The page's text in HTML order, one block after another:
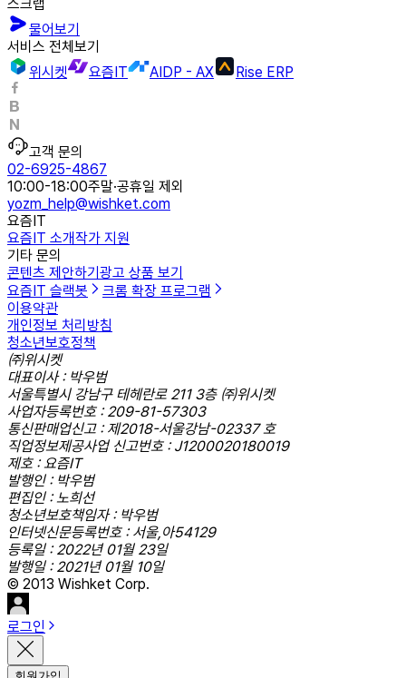
스크랩
물어보기
서비스 전체보기
위시켓
요즘IT AIDP - AX Rise ERP
고객 문의
02-6925-4867
10:00-18:00주말·공휴일 제외
yozm_help@wishket.com
요즘IT
요즘IT 소개작가 지원
기타 문의
콘텐츠 제안하기 광고 상품 보기
요즘IT 슬랙봇
크롬 확장 프로그램
이용약관
개인정보 처리방침
청소년보호정책
㈜위시켓
대표이사 : 박우범
서울특별시 강남구 테헤란로 211 3층 ㈜위시켓
사업자등록번호 : 209-81-57303
통신판매업신고 : 제2018-서울강남-02337 호
직업정보제공사업 신고번호 : J1200020180019
제호 : 요즘IT
발행인 : 박우범
편집인 : 노희선
청소년보호책임자 : 박우범
인터넷신문등록번호 : 서울,아54129
등록일 : 2022년 01월 23일
발행일 : 2021년 01월 10일
© 2013 Wishket Corp.
로그인